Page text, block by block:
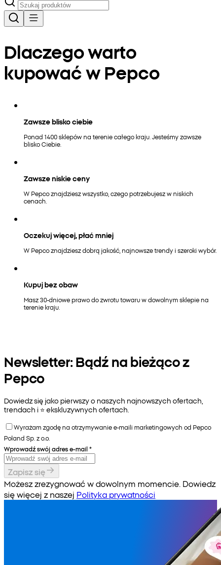
Dlaczego warto
kupować w Pepco
Zawsze blisko ciebie
Ponad 1400 sklepów na terenie całego kraju. Jesteśmy zawsze
blisko Ciebie.
Zawsze niskie ceny
W Pepco znajdziesz wszystko, czego potrzebujesz w niskich
cenach.
Oczekuj więcej, płać mniej
W Pepco znajdziesz dobrą jakość, najnowsze trendy i szeroki wybór.
Kupuj bez obaw
Masz 30-dniowe prawo do zwrotu towaru w dowolnym sklepie na
terenie kraju.
Newsletter: Bądź na bieżąco z
Pepco
Dowiedz się jako pierwszy o naszych najnowszych ofertach,
trendach i ⭐️ ekskluzywnych ofertach.
Wyrażam zgodę na otrzymywanie e-maili marketingowych od Pepco
Poland Sp. z o.o.
Wprowadź swój adres e-mail *
Zapisz się
Możesz zrezygnować w dowolnym momencie. Dowiedz
się więcej z naszej Polityka prywatności